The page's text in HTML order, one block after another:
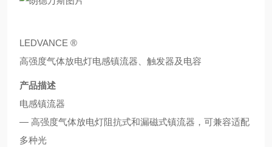
LEDVANCE ®
高强度气体放电灯电感镇流器、触发器及电容
产品描述
电感镇流器
— 高强度气体放电灯阻抗式和漏磁式镇流器，可兼容适配
多种光